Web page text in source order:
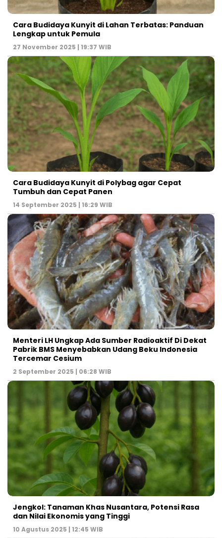
Cara Budidaya Kunyit di Lahan Terbatas: Panduan
Lengkap untuk Pemula
27 November 2025 | 19:37 WIB
Cara Budidaya Kunyit di Polybag agar Cepat
Tumbuh dan Cepat Panen
14 September 2025 | 16:29 WIB
Menteri LH Ungkap Ada Sumber Radioaktif Di Dekat
Pabrik BMS Menyebabkan Udang Beku Indonesia
Tercemar Cesium
2 September 2025 | 06:28 WIB
Jengkol: Tanaman Khas Nusantara, Potensi Rasa
dan Nilai Ekonomis yang Tinggi
10 Agustus 2025 | 12:45 WIB